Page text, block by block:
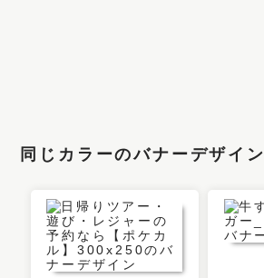
同じカラーのバナーデザイン